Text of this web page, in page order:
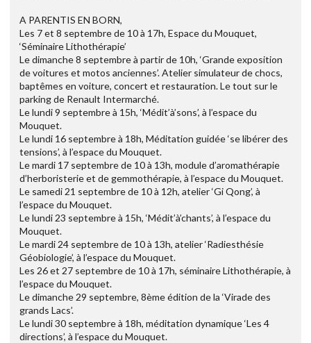
A PARENTIS EN BORN,
Les 7 et 8 septembre de 10 à 17h, Espace du Mouquet,
‘Séminaire Lithothérapie’
Le dimanche 8 septembre à partir de 10h, ‘Grande exposition
de voitures et motos anciennes’. Atelier simulateur de chocs,
baptêmes en voiture, concert et restauration. Le tout sur le
parking de Renault Intermarché.
Le lundi 9 septembre à 15h, ‘Médit’à’sons’, à l’espace du
Mouquet.
Le lundi 16 septembre à 18h, Méditation guidée ‘se libérer des
tensions’, à l’espace du Mouquet.
Le mardi 17 septembre de 10 à 13h, module d’aromathérapie
d’herboristerie et de gemmothérapie, à l’espace du Mouquet.
Le samedi 21 septembre de 10 à 12h, atelier ‘Gi Qong’, à
l’espace du Mouquet.
Le lundi 23 septembre à 15h, ‘Médit’à’chants’, à l’espace du
Mouquet.
Le mardi 24 septembre de 10 à 13h, atelier ‘Radiesthésie
Géobiologie’, à l’espace du Mouquet.
Les 26 et 27 septembre de 10 à 17h, séminaire Lithothérapie, à
l’espace du Mouquet.
Le dimanche 29 septembre, 8ème édition de la ‘Virade des
grands Lacs’.
Le lundi 30 septembre à 18h, méditation dynamique ‘Les 4
directions’, à l’espace du Mouquet.